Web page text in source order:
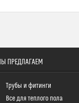
ПРЕДЛАГАЕМ
Трубы и фитинги
Все для теплого пола